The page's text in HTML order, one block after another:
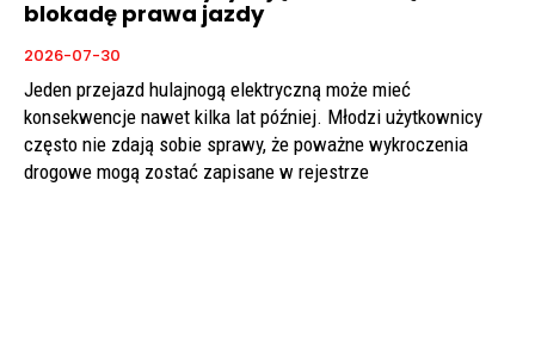
blokadę prawa jazdy
2026-07-30
Jeden przejazd hulajnogą elektryczną może mieć
konsekwencje nawet kilka lat później. Młodzi użytkownicy
często nie zdają sobie sprawy, że poważne wykroczenia
drogowe mogą zostać zapisane w rejestrze